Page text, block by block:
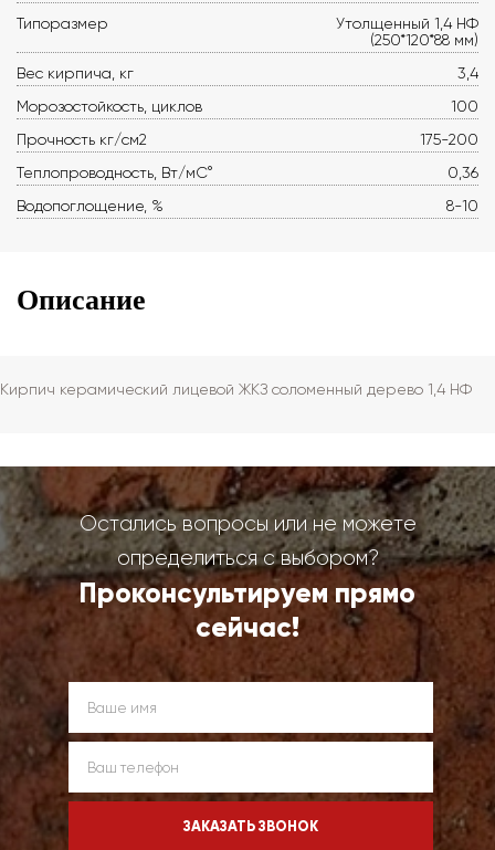
Типоразмер
Утолщенный 1,4 НФ
(250*120*88 мм)
Вес кирпича, кг
3,4
Морозостойкость, циклов
100
Прочность кг/см2
175-200
Теплопроводность, Вт/мС°
0,36
Водопоглощение, %
8-10
Описание
Кирпич керамический лицевой ЖКЗ соломенный дерево 1,4 НФ
Остались вопросы или не можете
определиться с выбором?
Проконсультируем прямо
сейчас!